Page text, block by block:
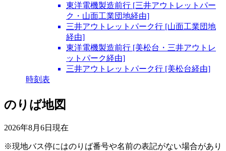
東洋電機製造前行 [三井アウトレットパー
ク・山面工業団地経由]
三井アウトレットパーク行 [山面工業団地
経由]
東洋電機製造前行 [美松台・三井アウトレ
ットパーク経由]
三井アウトレットパーク行 [美松台経由]
時刻表
のりば地図
2026年8月6日 現在
※現地バス停にはのりば番号や名前の表記がない場合があり